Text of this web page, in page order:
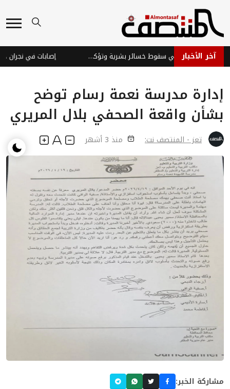
آخر الأخبار قوات الطوارئ اليمنية تنفي سقوط خسائر بشرية وتؤكد جاهزيتها إصابات في نجران
إدارة مدرسة نعمة رسام توضح
بشأن واقعة الصحفي بلال المريري
تعز - المنتصف نت: منذ 3 أشهر
مشاركة الخبر: